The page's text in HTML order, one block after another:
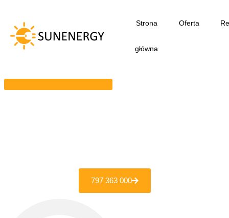
treści
Strona
główna
Oferta
797 363 000